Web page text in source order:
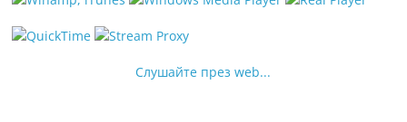
Слушайте през web...